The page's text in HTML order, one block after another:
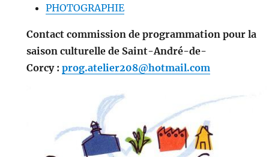
PHOTOGRAPHIE
Contact commission de programmation pour la
saison culturelle de Saint-André-de-
Corcy : prog.atelier208@hotmail.com